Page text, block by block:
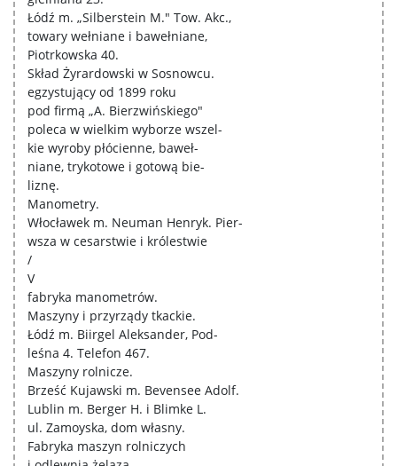
Łódź m. „Silberstein M." Tow. Akc.,
towary wełniane i bawełniane,
Piotrkowska 40.
Skład Żyrardowski w Sosnowcu.
egzystujący od 1899 roku
pod firmą „A. Bierzwińskiego"
poleca w wielkim wyborze wszel-
kie wyroby płócienne, baweł-
niane, trykotowe i gotową bie-
liznę.
Manometry.
Włocławek m. Neuman Henryk. Pier-
wsza w cesarstwie i królestwie
/
V
fabryka manometrów.
Maszyny i przyrządy tkackie.
Łódź m. Biirgel Aleksander, Pod-
leśna 4. Telefon 467.
Maszyny rolnicze.
Brześć Kujawski m. Bevensee Adolf.
Lublin m. Berger H. i Blimke L.
ul. Zamoyska, dom własny.
Fabryka maszyn rolniczych